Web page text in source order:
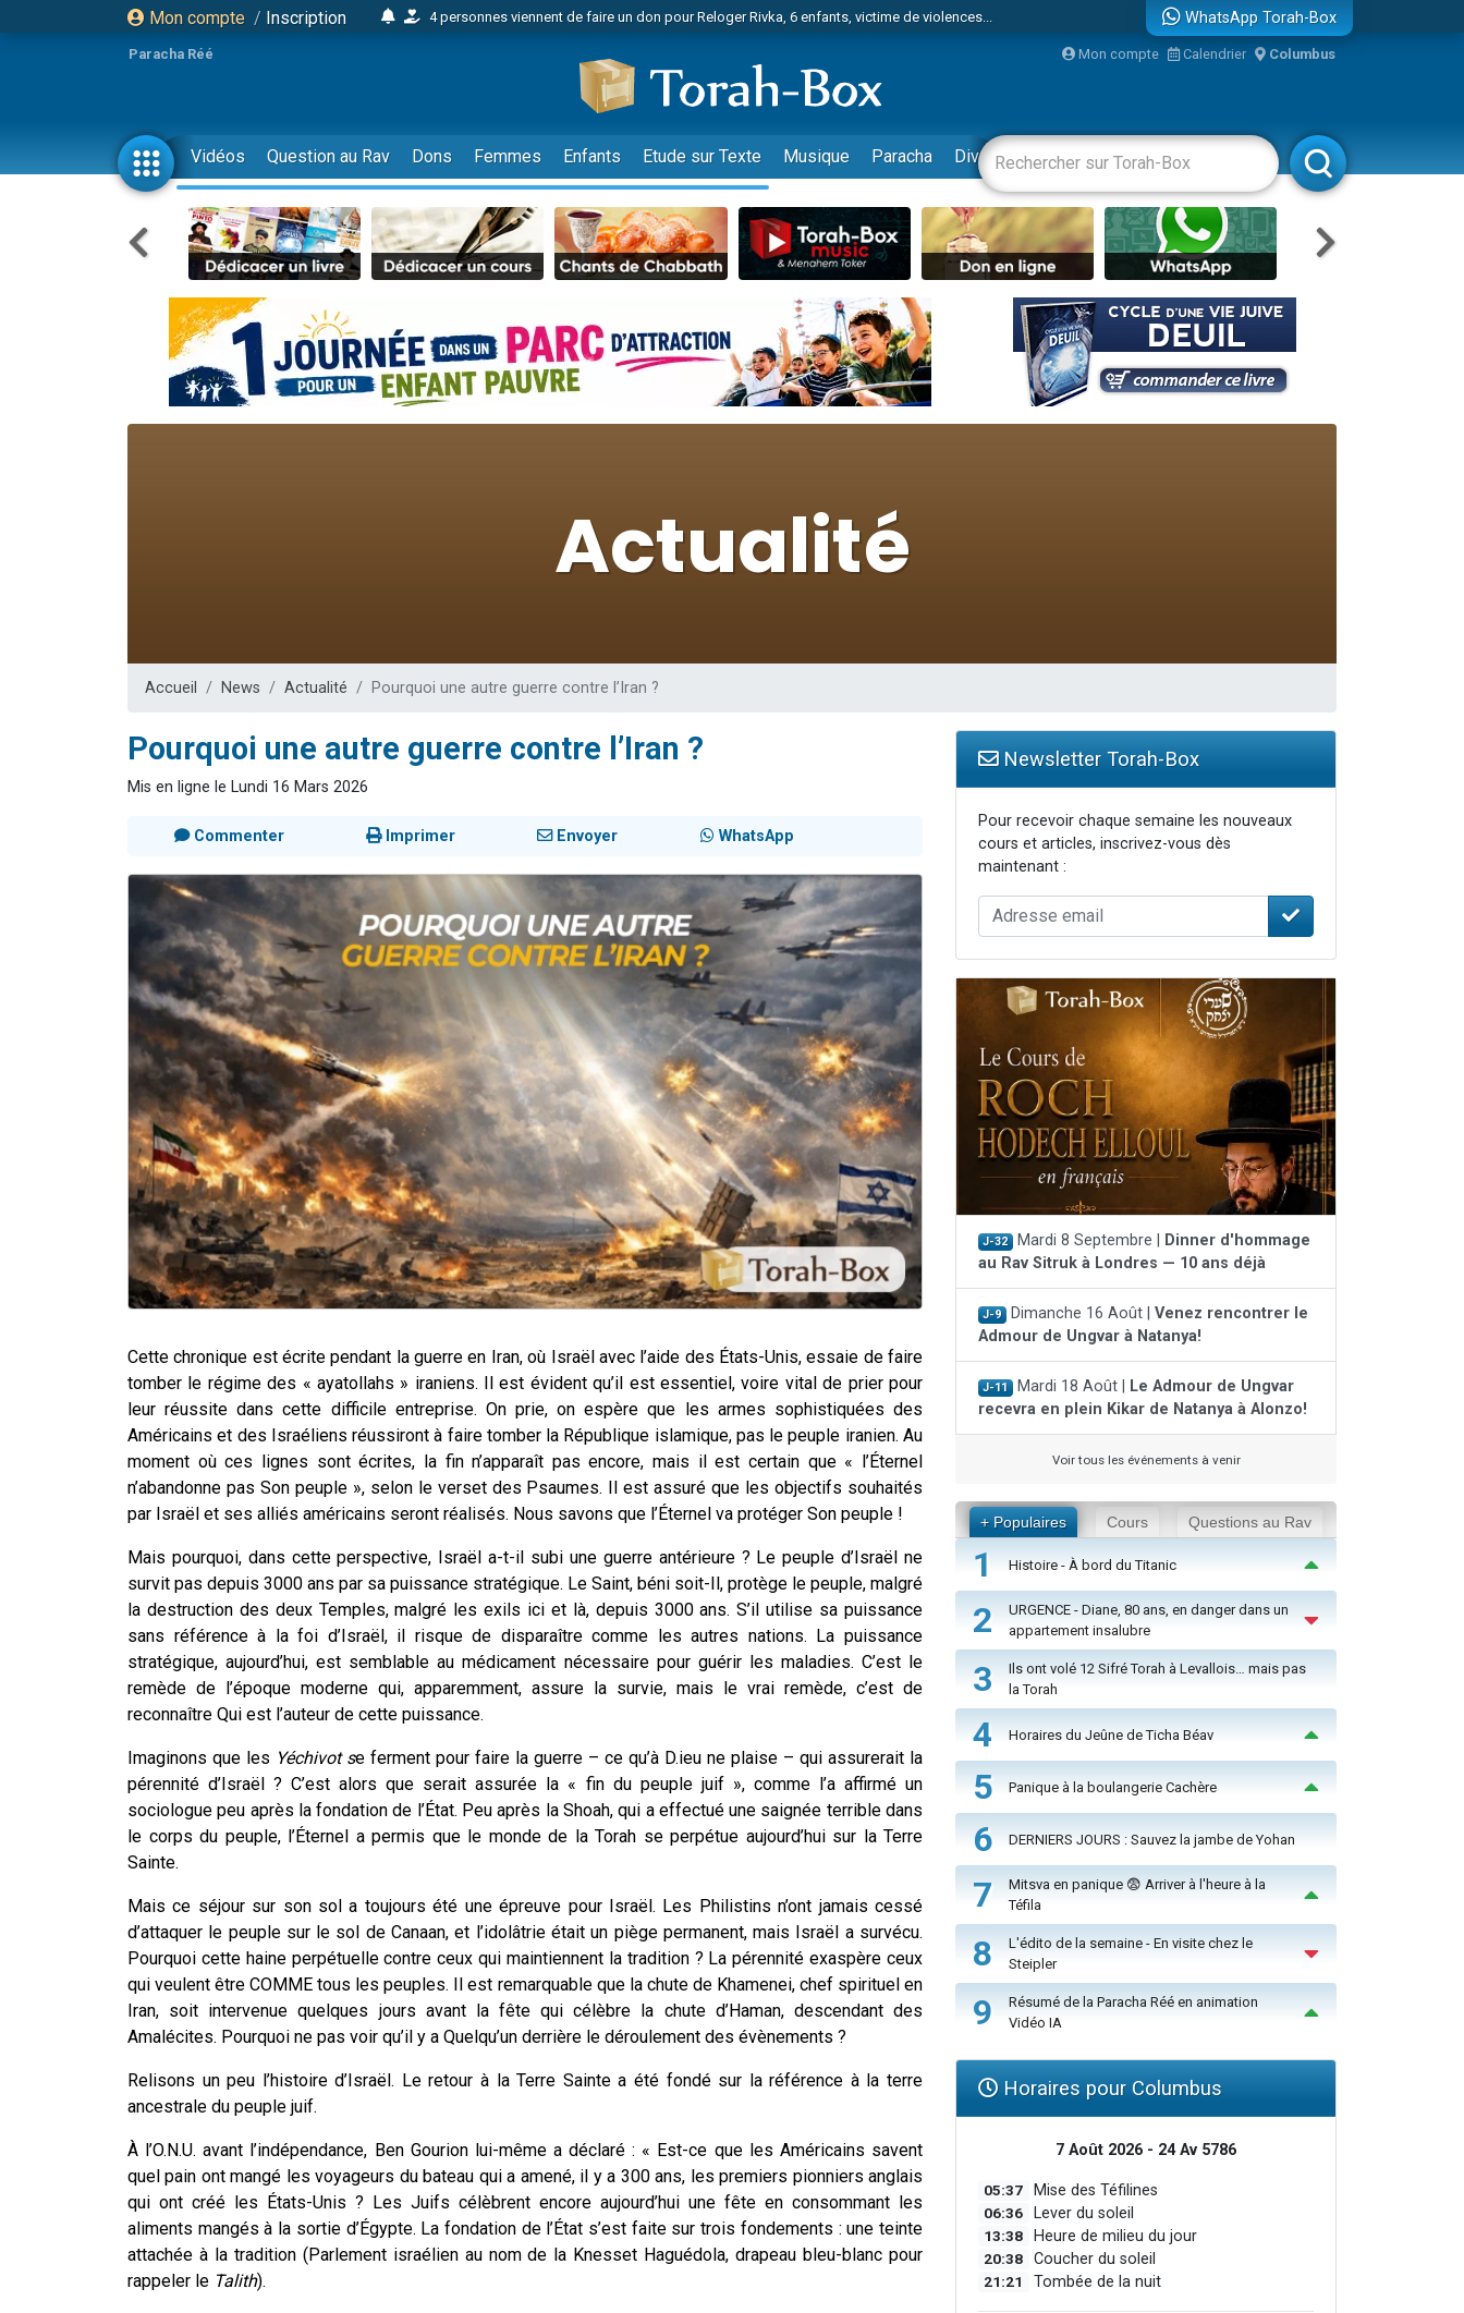
Mon compte / Inscription
4 personnes viennent de faire un don pour Reloger Rivka, 6 enfants, victime de violences...
17 personnes viennent de demander une bénédiction
4 personnes viennent de nous rejoindre sur WhatsApp
Il reste 49 places pour étudier en groupe sur Zoom
23 personnes viennent de faire un don pour Diane, 80 ans, dans un appartement insalubre
Eva vient de donner son Maasser
4 personnes viennent de nous rejoindre sur WhatsApp
3 personnes viennent de nous rejoindre sur WhatsApp
3 personnes viennent de faire un don pour 5 jours de vacances aux Orphelins
Odaya vient de donner son Maasser
2 personnes viennent de nous rejoindre sur WhatsApp
13 personnes viennent de demander une bénédiction
3 personnes viennent de nous rejoindre sur WhatsApp
2 personnes viennent de nous rejoindre sur WhatsApp
WhatsApp Torah-Box
Paracha Réé Mon compte Calendrier Columbus
Vidéos Question au Rav Dons Femmes Enfants Etude sur Texte Musique Paracha Divertissements Livres Rabbanim
Accueil News Actualité Pourquoi une autre guerre contre l’Iran ?
Pourquoi une autre guerre contre l’Iran ?
Mis en ligne le Lundi 16 Mars 2026
Commenter Imprimer Envoyer WhatsApp
Cette chronique est écrite pendant la guerre en Iran, où Israël avec l’aide des États-Unis, essaie de faire
tomber le régime des « ayatollahs » iraniens. Il est évident qu’il est essentiel, voire vital de prierpour
leur réussite dans cette difficile entreprise. On prie, on espère que les armes sophistiquées des
Américains et des Israéliens réussiront à faire tomber la République islamique, pas le peuple iranien. Au
moment où ces lignes sont écrites, la fin n’apparaît pas encore, mais il est certain que « l’Éternel
n’abandonne pas Son peuple », selon le verset des Psaumes. Il est assuré que les objectifs souhaités
par Israël et ses alliés américains seront réalisés. Nous savons que l’Éternel va protéger Son peuple !
Mais pourquoi, dans cette perspective, Israël a-t-il subi une guerre antérieure ? Le peuple d’Israël ne
survit pas depuis 3000 ans par sa puissance stratégique. Le Saint, béni soit-Il, protège le peuple, malgré
la destruction des deux Temples, malgré les exils ici et là, depuis 3000 ans. S’il utilise sa puissance
sans référence à la foi d’Israël, il risque de disparaître comme les autres nations. La puissance
stratégique, aujourd’hui, est semblable au médicament nécessaire pour guérir les maladies. C’est le
remède de l’époque moderne qui, apparemment, assure la survie, mais le vrai remède, c’est de
reconnaître Qui est l’auteur de cette puissance.
Imaginons que les Yéchivot se ferment pour faire la guerre – ce qu’à D.ieu ne plaise – qui assurerait la
pérennité d’Israël ? C’est alors que serait assurée la « fin du peuple juif », comme l’a affirmé un
sociologue peu après la fondation de l’État. Peu après la Shoah, qui a effectué une saignée terrible dans
le corps du peuple, l’Éternel a permis que le monde de la Torah se perpétue aujourd’hui sur la Terre
Sainte.
Mais ce séjour sur son sol a toujours été une épreuve pour Israël. Les Philistins n’ont jamais cessé
d’attaquer le peuple sur le sol de Canaan, et l’idolâtrie était un piège permanent, mais Israël a survécu.
Pourquoi cette haine perpétuelle contre ceux qui maintiennent la tradition ? La pérennité exaspère ceux
qui veulent être COMME tous les peuples. Il est remarquable que la chute de Khamenei, chef spirituel en
Iran, soit intervenue quelques jours avant la fête qui célèbre la chute d’Haman, descendant des
Amalécites. Pourquoi ne pas voir qu’il y a Quelqu’un derrière le déroulement des évènements ?
Relisons un peu l’histoire d’Israël. Le retour à la Terre Sainte a été fondé sur la référence à la terre
ancestrale du peuple juif.
À l’O.N.U. avant l’indépendance, Ben Gourion lui-même a déclaré : « Est-ce que les Américains savent
quel pain ont mangé les voyageurs du bateau qui a amené, il y a 300 ans, les premiers pionniers anglais
qui ont créé les États-Unis ? Les Juifs célèbrent encore aujourd’hui une fête en consommant les
aliments mangés à la sortie d’Égypte. La fondation de l’État s’est faite sur trois fondements : une teinte
attachée à la tradition (Parlement israélien au nom de la Knesset Haguédola, drapeau bleu-blanc pour
rappeler le Talith).
Newsletter Torah-Box
Pour recevoir chaque semaine les nouveaux
cours et articles, inscrivez-vous dès
maintenant :
J-32 Mardi 8 Septembre |
Dinner d'hommage
au Rav Sitruk à Londres — 10 ans déjà
J-9 Dimanche 16 Août | Venez rencontrer le
Admour de Ungvar à Natanya!
J-11 Mardi 18 Août |
Le Admour de Ungvar
recevra en plein Kikar de Natanya à Alonzo!
Voir tous les événements à venir
+ Populaires Cours Questions au Rav
1 Histoire - À bord du Titanic
2
URGENCE - Diane, 80 ans, en danger dans un
appartement insalubre
3
Ils ont volé 12 Sifré Torah à Levallois… mais pas
la Torah
4 Horaires du Jeûne de Ticha Béav
5 Panique à la boulangerie Cachère
6 DERNIERS JOURS : Sauvez la jambe de Yohan
7
Mitsva en panique 😨 Arriver à l'heure à la
Téfila
8
L'édito de la semaine - En visite chez le
Steipler
9
Résumé de la Paracha Réé en animation
Vidéo IA
Horaires pour Columbus
7 Août 2026 - 24 Av 5786
05:37 Mise des Téfilines
06:36 Lever du soleil
13:38 Heure de milieu du jour
20:38 Coucher du soleil
21:21 Tombée de la nuit